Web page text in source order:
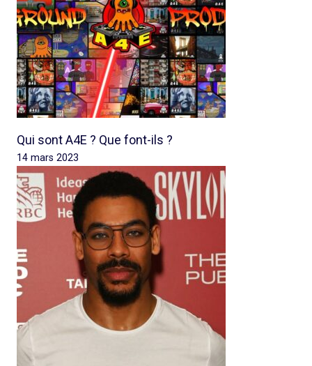
Qui sont A4E ? Que font-ils ?
14 mars 2023